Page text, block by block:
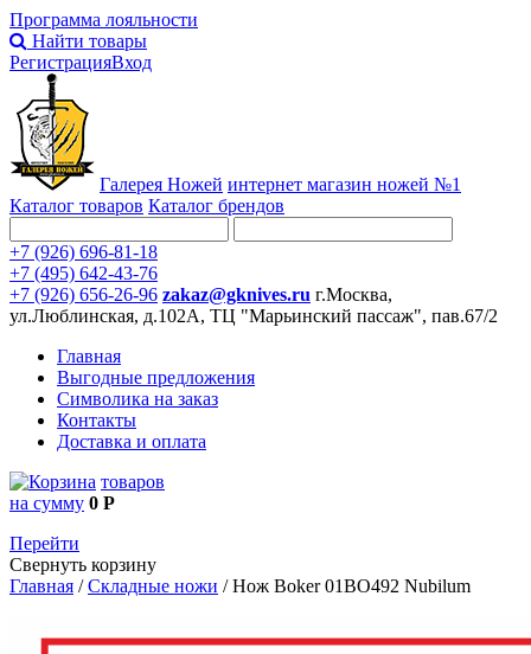
Программа лояльности
Найти товары
РегистрацияВход
Галерея Ножей интернет магазин ножей №1
Каталог товаров Каталог брендов
+7 (926) 696-81-18
+7 (495) 642-43-76
+7 (926) 656-26-96 zakaz@gknives.ru г.Москва,
ул.Люблинская, д.102А, ТЦ "Марьинский пассаж", пав.67/2
Главная
Выгодные предложения
Символика на заказ
Контакты
Доставка и оплата
товаров
на сумму 0 Р
Перейти
Свернуть корзину
Главная /Складные ножи /Нож Boker 01BO492 Nubilum